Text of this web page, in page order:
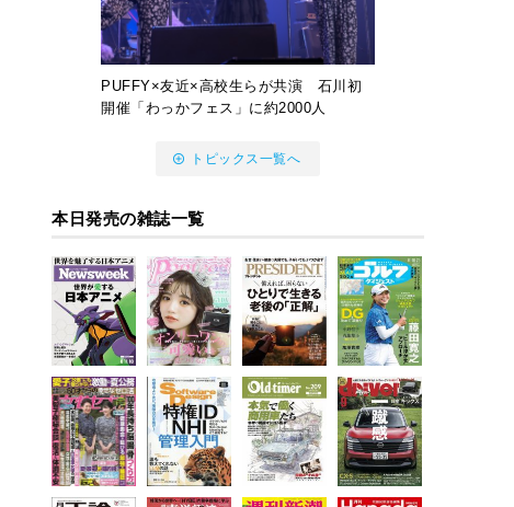
PUFFY×友近×高校生らが共演 石川初
開催「わっかフェス」に約2000人
トピックス一覧へ
本日発売の雑誌一覧